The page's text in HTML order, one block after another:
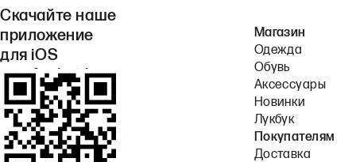
Скачайте наше
приложение
для iOS
или Android.
Магазин
Одежда
Обувь
Аксессуары
Новинки
Лукбук
Покупателям
Доставка